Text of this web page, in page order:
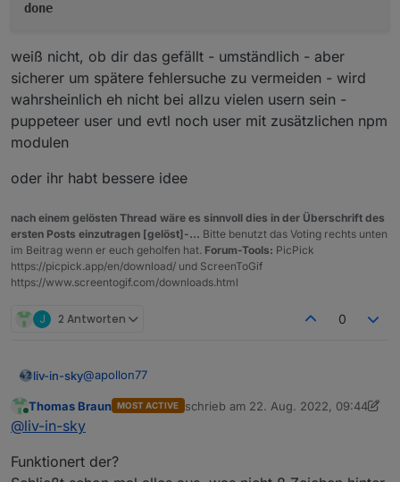
done
weiß nicht, ob dir das gefällt - umständlich - aber
sicherer um spätere fehlersuche zu vermeiden - wird
wahrsheinlich eh nicht bei allzu vielen usern sein -
puppeteer user und evtl noch user mit zusätzlichen npm
modulen
oder ihr habt bessere idee
nach einem gelösten Thread wäre es sinnvoll dies in der Überschrift des
ersten Posts einzutragen [gelöst]-... Bitte benutzt das Voting rechts unten
im Beitrag wenn er euch geholfen hat. Forum-Tools: PicPick
https://picpick.app/en/download/ und ScreenToGif
https://www.screentogif.com/downloads.html
J 2 Antworten 0
liv-in-sky@apollon77
sind schon 2 user mit dem puppeteer problem daher
würde ich eine änderung deiner beschreibung -
Online
Thomas Braun MOST ACTIVE schrieb am 22. Aug. 2022, 09:44
zuletzt editiert von Thomas Braun10.
@liv-in-sky
Funktionert der?